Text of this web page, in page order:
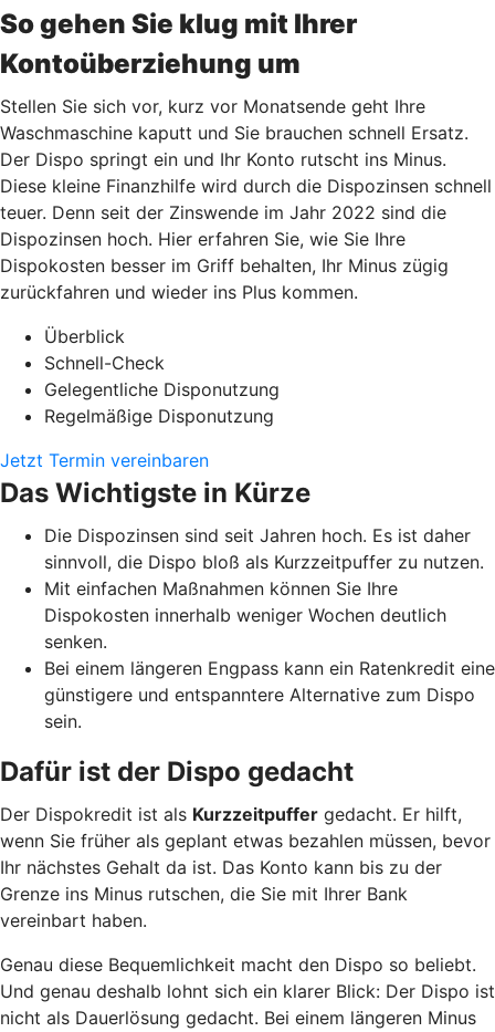
So gehen Sie klug mit Ihrer
Kontoüberziehung um
Stellen Sie sich vor, kurz vor Monatsende geht Ihre
Waschmaschine kaputt und Sie brauchen schnell Ersatz.
Der Dispo springt ein und Ihr Konto rutscht ins Minus.
Diese kleine Finanzhilfe wird durch die Dispozinsen schnell
teuer. Denn seit der Zinswende im Jahr 2022 sind die
Dispozinsen hoch. Hier erfahren Sie, wie Sie Ihre
Dispokosten besser im Griff behalten, Ihr Minus zügig
zurückfahren und wieder ins Plus kommen.
Überblick
Schnell-Check
Gelegentliche Disponutzung
Regelmäßige Disponutzung
Jetzt Termin vereinbaren
Das Wichtigste in Kürze
Die Dispozinsen sind seit Jahren hoch. Es ist daher
sinnvoll, die Dispo bloß als Kurzzeitpuffer zu nutzen.
Mit einfachen Maßnahmen können Sie Ihre
Dispokosten innerhalb weniger Wochen deutlich
senken.
Bei einem längeren Engpass kann ein Ratenkredit eine
günstigere und entspanntere Alternative zum Dispo
sein.
Dafür ist der Dispo gedacht
Der Dispokredit ist als Kurzzeitpuffer gedacht. Er hilft,
wenn Sie früher als geplant etwas bezahlen müssen, bevor
Ihr nächstes Gehalt da ist. Das Konto kann bis zu der
Grenze ins Minus rutschen, die Sie mit Ihrer Bank
vereinbart haben.
Genau diese Bequemlichkeit macht den Dispo so beliebt.
Und genau deshalb lohnt sich ein klarer Blick: Der Dispo ist
nicht als Dauerlösung gedacht. Bei einem längeren Minus